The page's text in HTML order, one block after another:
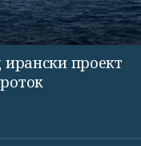
ирански проект